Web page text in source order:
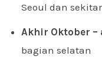
Seoul dan
Akhir Oktober –
bagian selatan